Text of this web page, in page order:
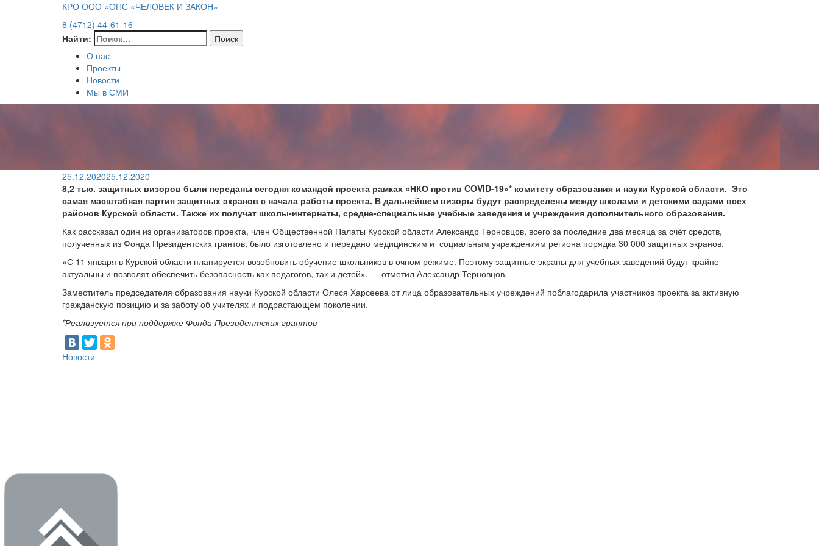
КРО ООО «ОПС «ЧЕЛОВЕК И ЗАКОН»
8 (4712) 44-61-16
Найти:
О нас
Проекты
Новости
Мы в СМИ
25.12.202025.12.2020
8,2 тыс. защитных визоров были переданы сегодня командой проекта рамках «НКО против COVID-19»* комитету образования и науки Курской области. Это
самая масштабная партия защитных экранов с начала работы проекта. В дальнейшем визоры будут распределены между школами и детскими садами всех
районов Курской области. Также их получат школы-интернаты, средне-специальные учебные заведения и учреждения дополнительного образования.
Как рассказал один из организаторов проекта, член Общественной Палаты Курской области Александр Терновцов, всего за последние два месяца за счёт средств,
полученных из Фонда Президентских грантов, было изготовлено и передано медицинским и социальным учреждениям региона порядка 30 000 защитных экранов.
«С 11 января в Курской области планируется возобновить обучение школьников в очном режиме. Поэтому защитные экраны для учебных заведений будут крайне
актуальны и позволят обеспечить безопасность как педагогов, так и детей», — отметил Александр Терновцов.
Заместитель председателя образования науки Курской области Олеся Харсеева от лица образовательных учреждений поблагодарила участников проекта за активную
гражданскую позицию и за заботу об учителях и подрастающем поколении.
*Реализуется при поддержке Фонда Президентских грантов
Новости